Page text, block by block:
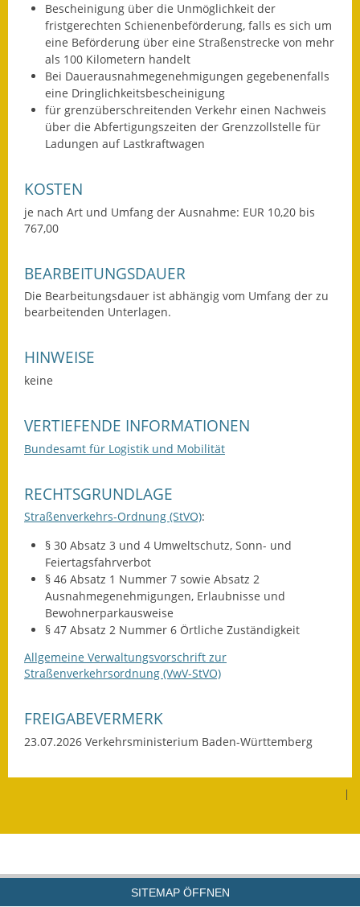
Freizeit
Feuerwehr
Freizeit- & Sportstätten
Gesundheit & Soziales
Termine &
Wirtschaft
Bescheinigung über die Unmöglichkeit der
fristgerechten Schienenbeförderung, falls es sich um
eine Beförderung über eine Straßenstrecke von mehr
als 100 Kilometern handelt
Bei Dauerausnahmegenehmigungen gegebenenfalls
eine Dringlichkeitsbescheinigung
für grenzüberschreitenden Verkehr einen Nachweis
über die Abfertigungszeiten der Grenzzollstelle für
Ladungen auf Lastkraftwagen
KOSTEN
je nach Art und Umfang der Ausnahme: EUR 10,20 bis
767,00
BEARBEITUNGSDAUER
Die Bearbeitungsdauer ist abhängig vom Umfang der zu
bearbeitenden Unterlagen.
HINWEISE
keine
VERTIEFENDE INFORMATIONEN
Bundesamt für Logistik und Mobilität
RECHTSGRUNDLAGE
Straßenverkehrs-Ordnung (StVO):
§ 30 Absatz 3 und 4 Umweltschutz, Sonn- und
Feiertagsfahrverbot
§ 46 Absatz 1 Nummer 7 sowie Absatz 2
Ausnahmegenehmigungen, Erlaubnisse und
Bewohnerparkausweise
§ 47 Absatz 2 Nummer 6 Örtliche Zuständigkeit
Allgemeine Verwaltungsvorschrift zur
Straßenverkehrsordnung (VwV-StVO)
FREIGABEVERMERK
23.07.2026 Verkehrsministerium Baden-Württemberg
|
SITEMAP ÖFFNEN